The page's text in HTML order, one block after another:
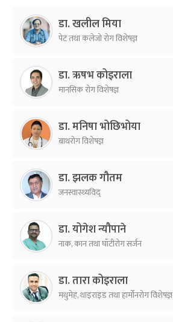
डा. खलील मिया
पेट तथा कलेजो रोग विशेषज्ञ
डा. ऋषभ कोइराला
मानसिक रोग विशेषज्ञ
डा. मनिषा भोछिभोया
बाथरोग विशेषज्ञ
डा. झलक गौतम
जनस्वास्थ्यविद्
डा. योगेश न्यौपाने
नाक, कान तथा घाँटीरोग सर्जन
डा. तारा कोइराला
मधुमेह, थाइराइड तथा हार्मोनरोग विशेषज्ञ